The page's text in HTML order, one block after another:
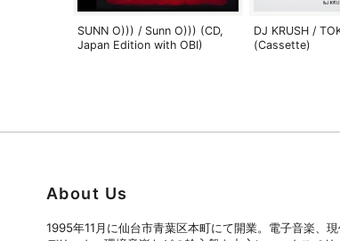
SUNN O))) / Sunn O))) (CD,
Japan Edition with OBI)
DJ KRUSH /
(Cassette)
About Us
1995年11月に仙台市青葉区本町にて開業。電子音楽、